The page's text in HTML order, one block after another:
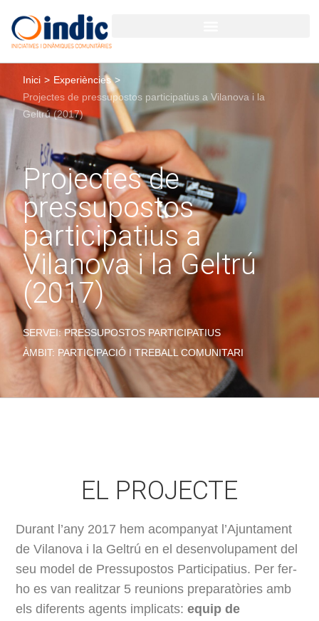
Inici > Experiències >
Projectes de pressupostos participatius a Vilanova i la
Geltrú (2017)
Projectes de
pressupostos
participatius a
Vilanova i la Geltrú
(2017)
SERVEI: PRESSUPOSTOS PARTICIPATIUS
ÀMBIT: PARTICIPACIÓ I TREBALL COMUNITARI
EL PROJECTE
Durant l’any 2017 hem acompanyat l’Ajuntament
de Vilanova i la Geltrú en el desenvolupament del
seu model de Pressupostos Participatius. Per fer-
ho es van realitzar 5 reunions preparatòries amb
els diferents agents implicats:equip de